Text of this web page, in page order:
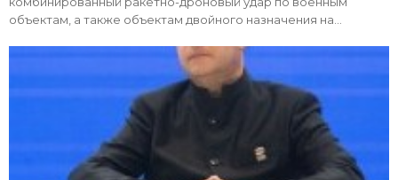
объектам, а также объектам двойного назначения на